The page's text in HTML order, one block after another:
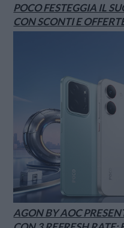
POCO FESTEGGIA IL
CON SCONTI E
AGON BY AOC